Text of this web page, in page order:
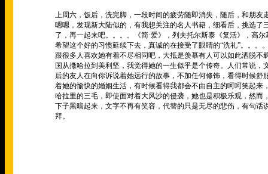
上周六，饭后，洗完脚，一段时间的疲劳随即消失，随后，和朋
嗯嗯，发现新大陆似的，有我想关注的名人书籍，细看后，挑选了
了，再一起来吧。。。。《简·爱》，列夫托尔斯泰《复活》，高
希望这个好的习惯延续下去，真诚的在接受了眼睛的“洗礼”。。。
跟很多人喜欢她有着不尽相同吧，大抵是羡慕有人可以如此洒脱
国从撒哈拉到美利坚，我觉得她的一生似乎是个传奇。人们常说
后的友人在向你诉说着她远行的故事，不加任何修饰，看得时候
着她的愉快的婚姻生活，有时候看得我都会不由自主的呵呵笑起
哈拉里的三毛，即使面对着大风沙的侵袭，她也是积极乐观，然
下子黑暗起来，文字不再有笑容，代替的只是无尽的悲伤，有句话
拜。